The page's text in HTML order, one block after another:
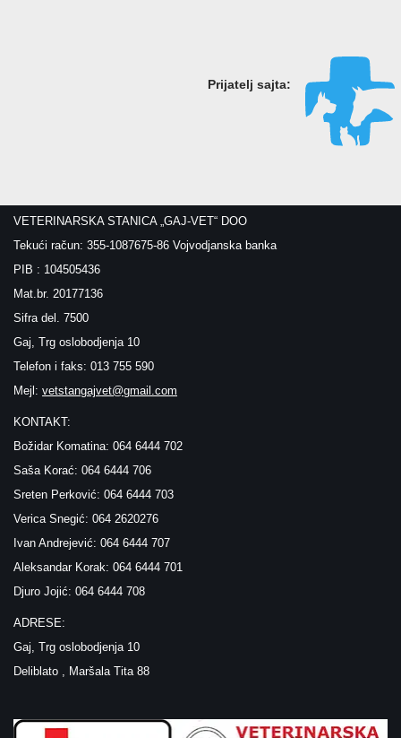
Prijatelj sajta:
VETERINARSKA STANICA „GAJ-VET“ DOO
Tekući račun: 355-1087675-86 Vojvodjanska banka
PIB : 104505436
Mat.br. 20177136
Sifra del. 7500
Gaj, Trg oslobodjenja 10
Telefon i faks: 013 755 590
Mejl: vetstangajvet@gmail.com
KONTAKT:
Božidar Komatina: 064 6444 702
Saša Korać: 064 6444 706
Sreten Perković: 064 6444 703
Verica Snegić: 064 2620276
Ivan Andrejević: 064 6444 707
Aleksandar Korak: 064 6444 701
Djuro Jojić: 064 6444 708
ADRESE:
Gaj, Trg oslobodjenja 10
Deliblato , Maršala Tita 88